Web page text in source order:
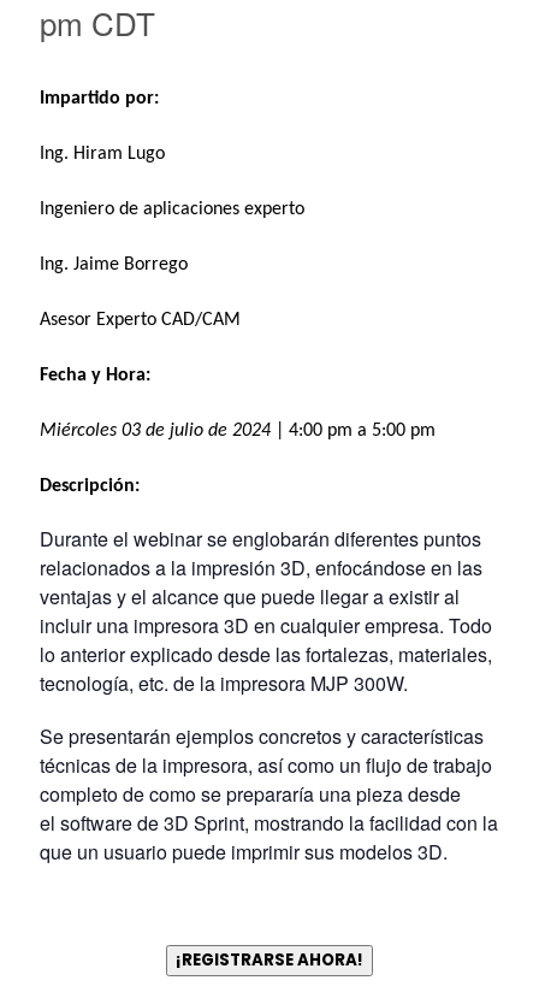
pm CDT
Impartido por:
Ing. Hiram Lugo
Ingeniero de aplicaciones experto
Ing. Jaime Borrego
Asesor Experto CAD/CAM
Fecha y Hora:
Miércoles 03 de julio de 2024 | 4:00 pm a 5:00 pm
Descripción:
Durante el webinar se englobarán diferentes puntos
relacionados a la impresión 3D, enfocándose en las
ventajas y el alcance que puede llegar a existir al
incluir una impresora 3D en cualquier empresa. Todo
lo anterior explicado desde las fortalezas, materiales,
tecnología, etc. de la impresora MJP 300W.
Se presentarán ejemplos concretos y características
técnicas de la impresora, así como un flujo de trabajo
completo de como se prepararía una pieza desde
el software de 3D Sprint, mostrando la facilidad con la
que un usuario puede imprimir sus modelos 3D.
¡REGISTRARSE AHORA!